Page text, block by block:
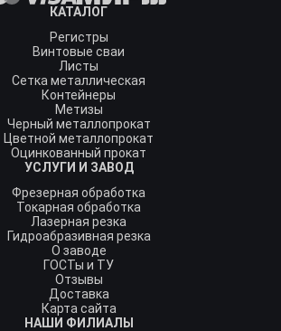
КАТАЛОГ
Регистры
Винтовые сваи
Листы
Сетка металлическая
Контейнеры
Метизы
Черный металлопрокат
Цветной металлопрокат
Оцинкованный прокат
УСЛУГИ И ЗАВОД
Фрезерная обработка
Токарная обработка
Лазерная резка
Гидроабразивная резка
О заводе
ГОСТы и ТУ
Отзывы
Доставка
Карта сайта
НАШИ ФИЛИАЛЫ